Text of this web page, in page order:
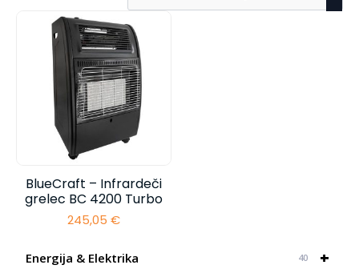
+
Energija & Elektrika 40
BlueCraft – Infrardeči
grelec BC 4200 Turbo
245,05 €